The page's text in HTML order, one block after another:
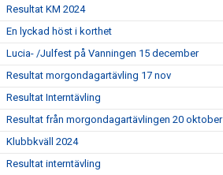
Resultat KM 2024
En lyckad höst i korthet
Lucia- /Julfest på Vanningen 15 december
Resultat morgondagartävling 17 nov
Resultat Interntävling
Resultat från morgondagartävlingen 20 oktober
Klubbkväll 2024
Resultat interntävling